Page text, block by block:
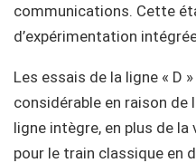
communications. Cette
d’expérimentation
Les essais de la ligne « D
considérable en raison
ligne intègre, en plus de la
pour le train classique en